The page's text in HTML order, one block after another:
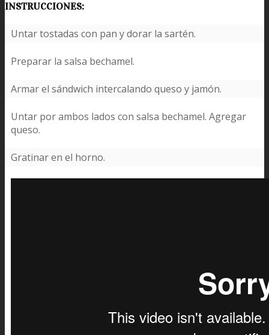
INSTRUCCIONES:
Untar tostadas con pan y dorar la sartén.
Preparar la salsa bechamel.
Armar el sándwich intercalando queso y jamón.
Untar por ambos lados con salsa bechamel. Agregar
queso.
Gratinar en el horno.